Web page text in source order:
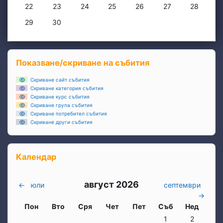
Няма събития, понеделник, 22 юни
22 Няма събития, вторник, 23 юни
23 Няма събития, сряда, 24 юни
24 Няма събития, четвъртък, 25 юни
25 Няма събития, петък, 26
26 Няма събития,
27 Няма
28
Няма събития, понеделник, 29 юни
29 Няма събития, вторник, 30 юни
30
Блокове
Прескочи Показване/скриване на събития
Показване/скриване на събития
Скриване сайт събития
Скриване категория събития
Скриване курс събития
Скриване група събития
Скриване потребител събития
Скриване други събития
Прескочи Календар
Календар
← юли август 2026
септември
→
Понеделник
Пон вторник
Вто Сряда
Сря четвъртък
Чет петък
Пет събота
Съб неделя
Нед
Няма събития,
1 Няма
2